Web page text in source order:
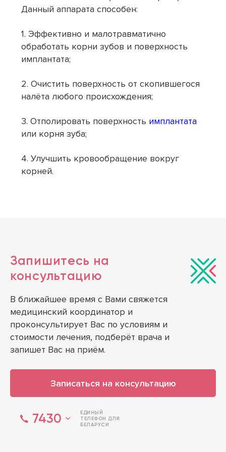
Данный аппарата способен:
1️. Эффективно и малотравматично
обработать корни зубов и поверхность
имплантата;
2️. Очистить поверхность от скопившегося
налёта любого происхождения;
3️. Отполировать поверхность имплантата
или корня зуба;
4️. Улучшить кровообращение вокруг
корней.
Запишитесь на
консультацию
В ближайшее время с Вами свяжется
медицинский координатор и
проконсультирует Вас по условиям и
стоимости лечения, подберёт врача и
запишет Вас на приём.
Записаться на консультацию
ЕДИНЫЙ
ТЕЛЕФОН ДЛЯ
БЕЛАРУСИ
7430